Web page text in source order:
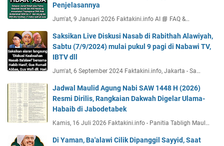
Penjelasannya
Jum'at, 9 Januari 2026 Faktakini.info AI 📘 FAQ &…
Saksikan Live Diskusi Nasab di Rabithah Alawiyah,
Sabtu (7/9/2024) mulai pukul 9 pagi di Nabawi TV,
IBTV dll
Jum'at, 6 September 2024 Faktakini.info, Jakarta - Sa…
Jadwal Maulid Agung Nabi SAW 1448 H (2026)
Resmi Dirilis, Rangkaian Dakwah Digelar Ulama-
Habaib di Jabodetabek
Kamis, 16 Juli 2026 Faktakini.info - Panitia Tabligh Maul…
Di Yaman, Ba'alawi Cilik Dipanggil Sayyid, Saat